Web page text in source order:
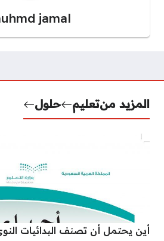
jamal
المزيد منتعليم حلول
أين يحتمل أن تصنف البدائيات